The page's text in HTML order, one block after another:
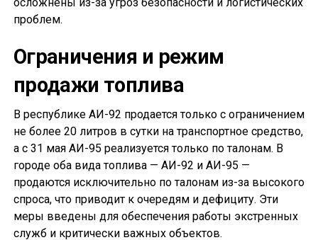
осложнены из-за угроз безопасности и логистических
проблем.
Ограничения и режим
продажи топлива
В республике АИ-92 продается только с ограничением
не более 20 литров в сутки на транспортное средство,
а с 31 мая АИ-95 реализуется только по талонам. В
городе оба вида топлива — АИ-92 и АИ-95 —
продаются исключительно по талонам из-за высокого
спроса, что приводит к очередям и дефициту. Эти
меры введены для обеспечения работы экстренных
служб и критически важных объектов.